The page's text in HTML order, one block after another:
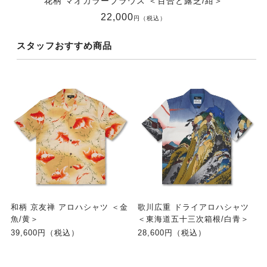
22,000円（税込）
スタッフおすすめ商品
和柄 京友禅 アロハシャツ ＜金
魚/黄＞
39,600円（税込）
歌川広重 ドライアロハシャツ
＜東海道五十三次箱根/白青＞
28,600円（税込）